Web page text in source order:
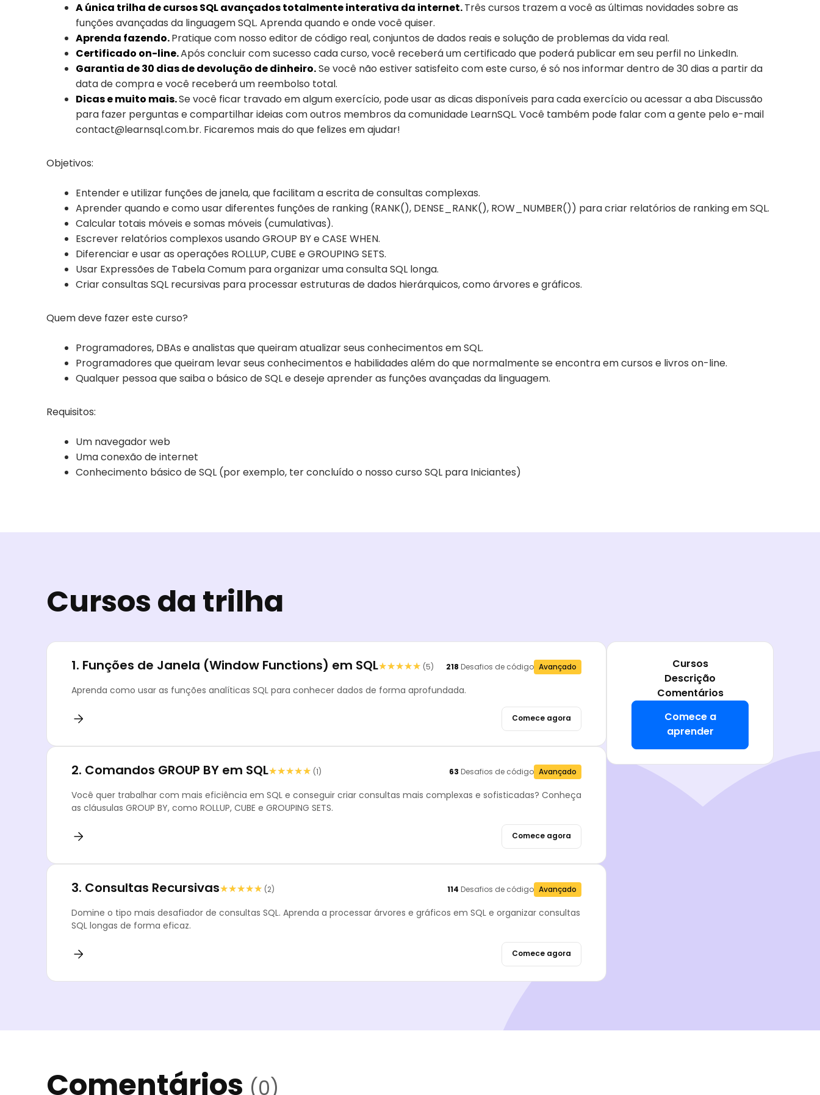
A única trilha de cursos SQL avançados totalmente interativa da internet.Três cursos trazem a você as últimas novidades sobre as
funções avançadas da linguagem SQL. Aprenda quando e onde você quiser.
Aprenda fazendo.Pratique com nosso editor de código real, conjuntos de dados reais e solução de problemas da vida real.
Certificado on-line.Após concluir com sucesso cada curso, você receberá um certificado que poderá publicar em seu perfil no LinkedIn.
Garantia de 30 dias de devolução de dinheiro.Se você não estiver satisfeito com este curso, é só nos informar dentro de 30 dias a partir da
data de compra e você receberá um reembolso total.
Dicas e muito mais.Se você ficar travado em algum exercício, pode usar as dicas disponíveis para cada exercício ou acessar a aba Discussão
para fazer perguntas e compartilhar ideias com outros membros da comunidade LearnSQL. Você também pode falar com a gente pelo e-mail
contact@learnsql.com.br. Ficaremos mais do que felizes em ajudar!
Objetivos:
Entender e utilizar funções de janela, que facilitam a escrita de consultas complexas.
Aprender quando e como usar diferentes funções de ranking (RANK(), DENSE_RANK(), ROW_NUMBER()) para criar relatórios de ranking em SQL.
Calcular totais móveis e somas móveis (cumulativas).
Escrever relatórios complexos usando GROUP BY e CASE WHEN.
Diferenciar e usar as operações ROLLUP, CUBE e GROUPING SETS.
Usar Expressões de Tabela Comum para organizar uma consulta SQL longa.
Criar consultas SQL recursivas para processar estruturas de dados hierárquicos, como árvores e gráficos.
Quem deve fazer este curso?
Programadores, DBAs e analistas que queiram atualizar seus conhecimentos em SQL.
Programadores que queiram levar seus conhecimentos e habilidades além do que normalmente se encontra em cursos e livros on-line.
Qualquer pessoa que saiba o básico de SQL e deseje aprender as funções avançadas da linguagem.
Requisitos:
Um navegador web
Uma conexão de internet
Conhecimento básico de SQL (por exemplo, ter concluído o nosso curso SQL para Iniciantes)
Cursos
Descrição
Comentários
Comece a
aprender
Cursos da trilha
1. Funções de Janela (Window Functions) em SQL★★★★★
★★★★★ (5) 218 Desafios de código Avançado
Aprenda como usar as funções analíticas SQL para conhecer dados de forma aprofundada.
Comece agora
2. Comandos GROUP BY em SQL★★★★★
★★★★★ (1) 63 Desafios de código Avançado
Você quer trabalhar com mais eficiência em SQL e conseguir criar consultas mais complexas e sofisticadas? Conheça
as cláusulas GROUP BY, como ROLLUP, CUBE e GROUPING SETS.
Comece agora
3. Consultas Recursivas★★★★★
★★★★★ (2) 114 Desafios de código Avançado
Domine o tipo mais desafiador de consultas SQL. Aprenda a processar árvores e gráficos em SQL e organizar consultas
SQL longas de forma eficaz.
Comece agora
Comentários (0)